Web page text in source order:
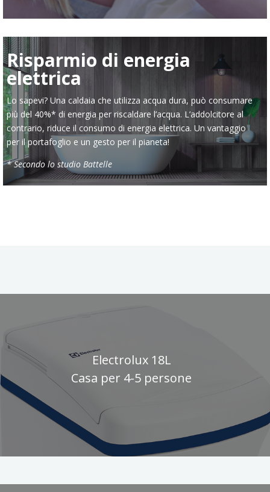
Risparmio di energia
elettrica
Lo sapevi? Una caldaia che utilizza acqua dura, può consumare
più del 40%* di energia per riscaldare l’acqua. L’addolcitore al
contrario, riduce il consumo di energia elettrica. Un vantaggio
per il portafoglio e un gesto per il pianeta!
* Secondo lo studio Battelle
Electrolux 18L
Casa per 4-5 persone